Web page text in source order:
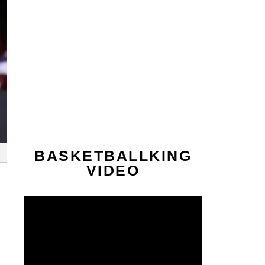
BASKETBALLKING
VIDEO